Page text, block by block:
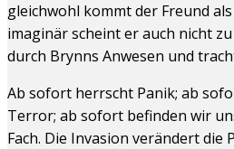
gleichwohl kommt der Freund
imaginär scheint er auch nicht
durch Brynns Anwesen und
Ab sofort herrscht Panik; ab
Terror; ab sofort befinden wir
Fach. Die Invasion verändert die